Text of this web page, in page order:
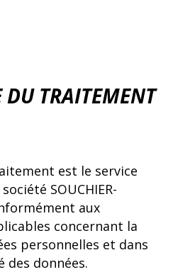
DU TRAITEMENT
est le service
SOUCHIER-
aux
concernant la
personnelles et dans
des données.